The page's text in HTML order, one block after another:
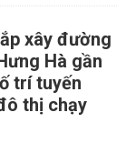
xây đường
Hà gần
trí tuyến
thị chạy